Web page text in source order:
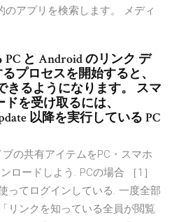
のアプリを検索します。 メディ
と Android のリンク デ
プロセスを開始すると、
きるようになります。 スマ
を受け取るには、
以降を実行している PC
の共有アイテムをPC・スマホ
ロードしよう. PCの場合 ［1］
ってログインしている. 一度全部
リンクを知っている全員が閲覧